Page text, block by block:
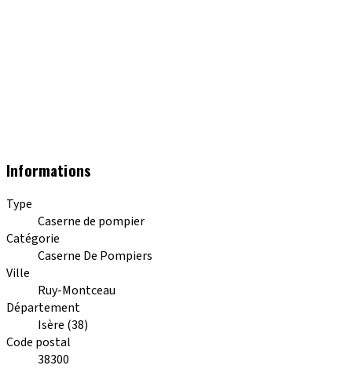
Informations
Type
Caserne de pompier
Catégorie
Caserne De Pompiers
Ville
Ruy-Montceau
Département
Isère (38)
Code postal
38300